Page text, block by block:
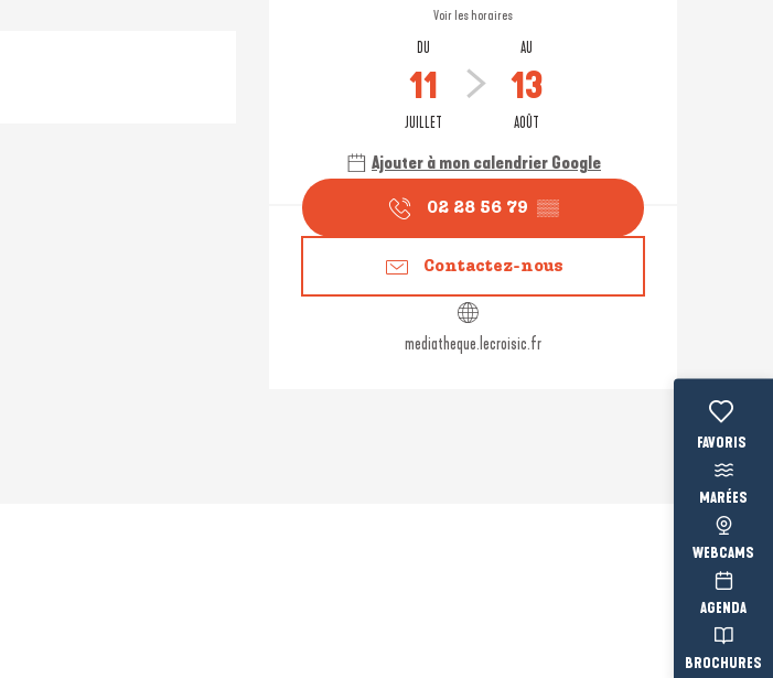
Voir les
MARÉES
WEBCAMS
AGENDA
BROCHURES
Voir les horaires
DU
11
JUILLET
AU
13
AOÛT
Ajouter à mon calendrier Google
02 28 56 79 ▒▒
Contactez-nous
mediatheque.lecroisic.fr